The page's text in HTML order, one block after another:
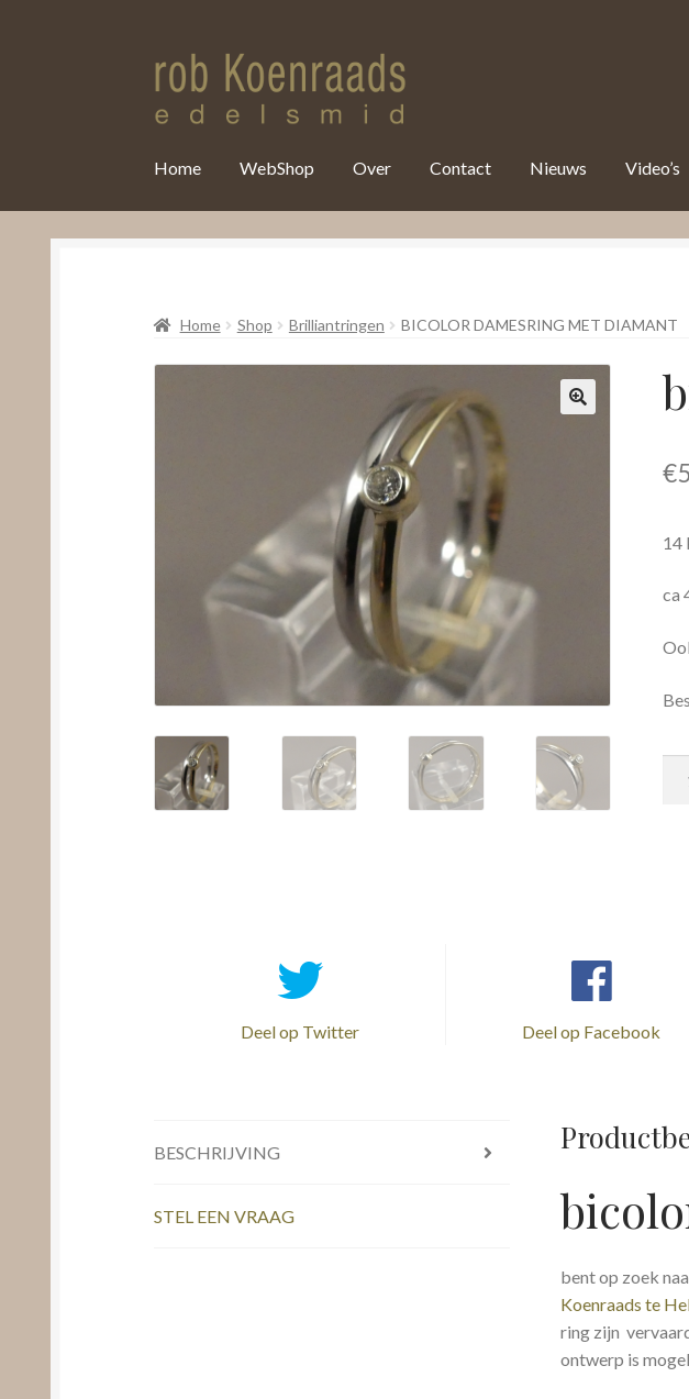
Home WebShop Over Contact Nieuws Video’s
Home Shop Brilliantringen BICOLOR DAMESRING MET DIAMANT
€
14
ca
Deel op Twitter Deel op Facebook
BESCHRIJVING
STEL EEN VRAAG
bent op zoek
Koenraads te
ring zijn
ontwerp is